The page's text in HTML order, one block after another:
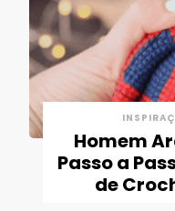
Homem
Passo a
de